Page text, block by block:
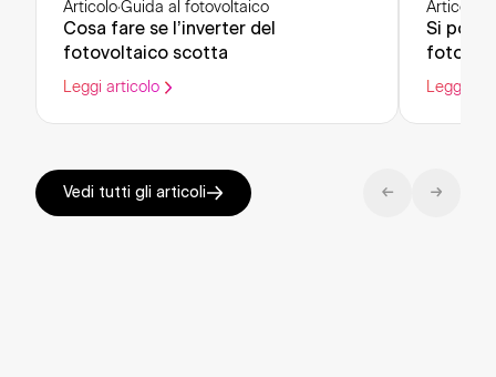
Articolo·Guida al fotovoltaico
Cosa fare se l’inverter del
fotovoltaico scotta
Leggi articolo
Articolo
Si
Leggi
Vedi tutti gli articoli